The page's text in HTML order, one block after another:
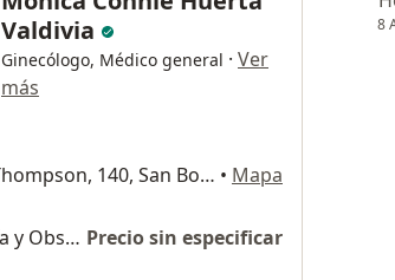
Valdivia
Ginecólogo, Médico general · Ver
más
Avenida Joseph Thompson, 140, San Borja • Mapa
Visita Ginecología y Obstetricia Precio sin especificar
8